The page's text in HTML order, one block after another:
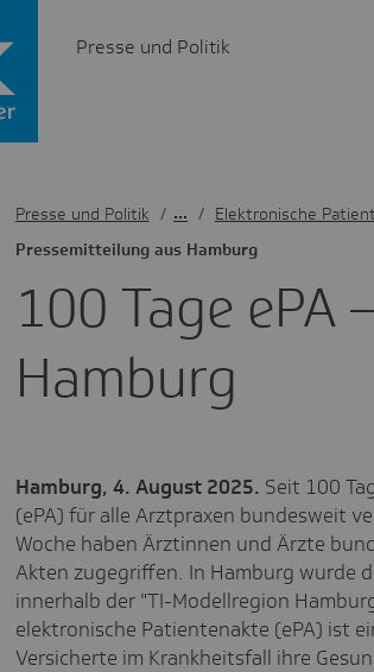
Presse und Politik
100 Tage ePA
Hamburg
Pres­se­mit­tei­lung aus Hamburg
Presse und Politik / Elektronische
Hamburg, 4. August 2025. Seit 100
(ePA) für alle Arztpraxen bundesweit
Woche haben Ärztinnen und Ärzte
Akten zugegriffen. In Hamburg wurde
innerhalb der "TI-Modellregion
elektronische Patientenakte (ePA) ist
Versicherte im Krankheitsfall ihre